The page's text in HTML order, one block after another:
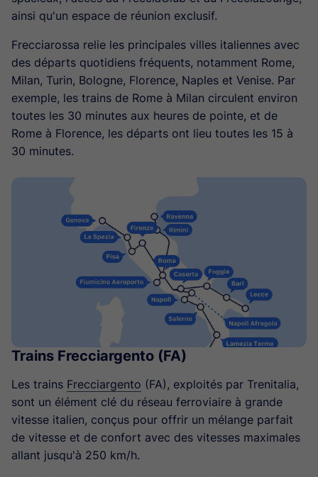
ainsi qu'un espace de réunion exclusif.
Frecciarossa relie les principales villes italiennes avec
des départs quotidiens fréquents, notamment Rome,
Milan, Turin, Bologne, Florence, Naples et Venise. Par
exemple, les trains de Rome à Milan circulent environ
toutes les 30 minutes aux heures de pointe, et de
Rome à Florence, les départs ont lieu toutes les 15 à
30 minutes.
Trains Frecciargento (FA)
Les trains Frecciargento (FA), exploités par Trenitalia,
sont un élément clé du réseau ferroviaire à grande
vitesse italien, conçus pour offrir un mélange parfait
de vitesse et de confort avec des vitesses maximales
allant jusqu'à 250 km/h.